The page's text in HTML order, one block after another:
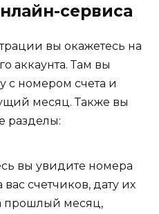
сервиса
вы окажетесь на
аккаунта. Там вы
с номером счета и
месяц. Также вы
разделы:
вы увидите номера
счетчиков, дату их
прошлый месяц,